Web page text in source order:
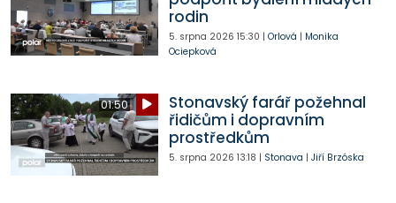
rodin
5. srpna 2026 15:30 | Orlová | Monika
Ociepková
01:50
Stonavský farář požehnal
řidičům i dopravním
prostředkům
5. srpna 2026 13:18 | Stonava | Jiří Brzóska